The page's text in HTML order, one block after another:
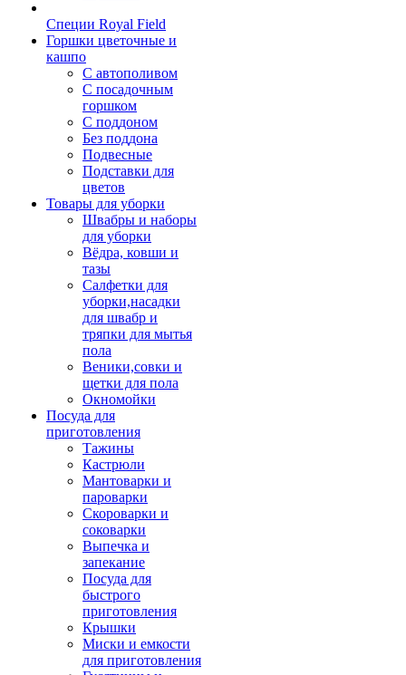
Специи Royal Field
Горшки цветочные и
кашпо
С автополивом
С посадочным
горшком
С поддоном
Без поддона
Подвесные
Подставки для
цветов
Товары для уборки
Швабры и наборы
для уборки
Вёдра, ковши и
тазы
Салфетки для
уборки,насадки
для швабр и
тряпки для мытья
пола
Веники,совки и
щетки для пола
Окномойки
Посуда для
приготовления
Тажины
Кастрюли
Мантоварки и
пароварки
Скороварки и
соковарки
Выпечка и
запекание
Посуда для
быстрого
приготовления
Крышки
Миски и емкости
для приготовления